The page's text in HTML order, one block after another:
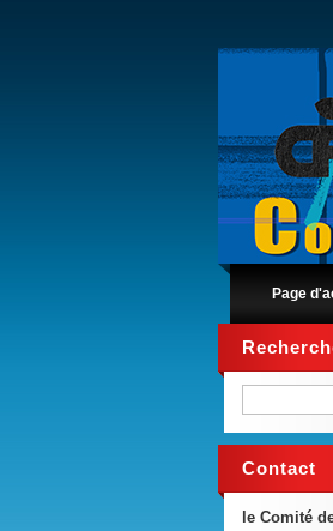
Page
Contact
le Comité